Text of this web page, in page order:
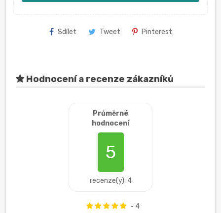
Sdílet Tweet Pinterest
Hodnocení a recenze zákazníků
Průměrné
hodnocení
5
recenze(y): 4
- 4